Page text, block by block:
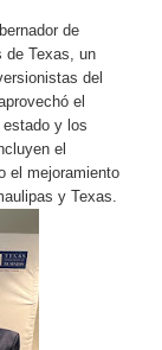
de
de Texas, un
del
el
y los
el
el mejoramiento
y Texas.